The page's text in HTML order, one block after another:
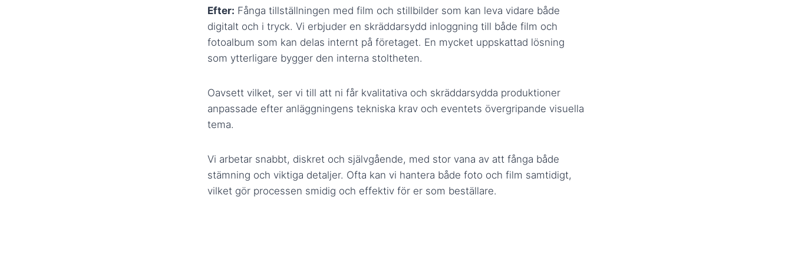
Efter: Fånga tillställningen med film och stillbilder som kan leva vidare både
digitalt och i tryck. Vi erbjuder en skräddarsydd inloggning till både film och
fotoalbum som kan delas internt på företaget. En mycket uppskattad lösning
som ytterligare bygger den interna stoltheten.
Oavsett vilket, ser vi till att ni får kvalitativa och skräddarsydda produktioner
anpassade efter anläggningens tekniska krav och eventets övergripande visuella
tema.
Vi arbetar snabbt, diskret och självgående, med stor vana av att fånga både
stämning och viktiga detaljer. Ofta kan vi hantera både foto och film samtidigt,
vilket gör processen smidig och effektiv för er som beställare.